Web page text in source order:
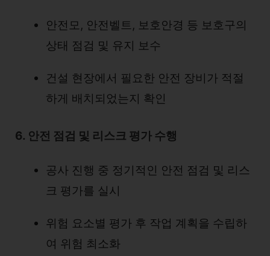
안전모, 안전벨트, 보호안경 등 보호구의
상태 점검 및 유지 보수
건설 현장에서 필요한 안전 장비가 적절
하게 배치되었는지 확인
6. 안전 점검 및 리스크 평가 수행
공사 진행 중 정기적인 안전 점검 및 리스
크 평가를 실시
위험 요소별 평가 후 작업 계획을 수립하
여 위험 최소화